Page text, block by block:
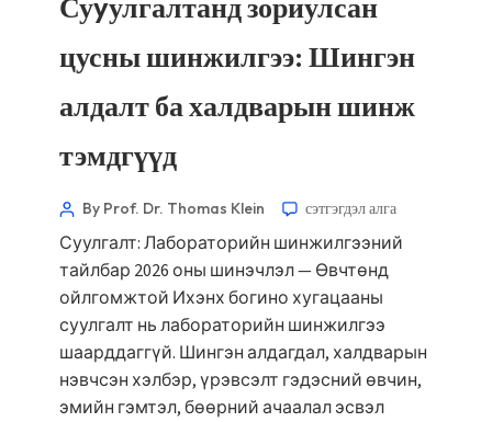
цусны шинжилгээ: Шингэн
алдалт ба халдварын шинж
тэмдгүүд
By Prof. Dr. Thomas Klein сэтгэгдэл алга
Суулгалт: Лабораторийн шинжилгээний
тайлбар 2026 оны шинэчлэл — Өвчтөнд
ойлгомжтой Ихэнх богино хугацааны
суулгалт нь лабораторийн шинжилгээ
шаарддаггүй. Шингэн алдагдал, халдварын
нэвчсэн хэлбэр, үрэвсэлт гэдэсний өвчин,
эмийн гэмтэл, бөөрний ачаалал эсвэл